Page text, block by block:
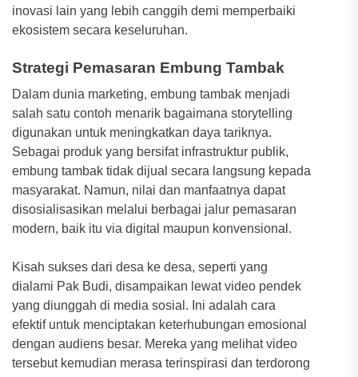
inovasi lain yang lebih canggih demi memperbaiki
ekosistem secara keseluruhan.
Strategi Pemasaran Embung Tambak
Dalam dunia marketing, embung tambak menjadi
salah satu contoh menarik bagaimana storytelling
digunakan untuk meningkatkan daya tariknya.
Sebagai produk yang bersifat infrastruktur publik,
embung tambak tidak dijual secara langsung kepada
masyarakat. Namun, nilai dan manfaatnya dapat
disosialisasikan melalui berbagai jalur pemasaran
modern, baik itu via digital maupun konvensional.
Kisah sukses dari desa ke desa, seperti yang
dialami Pak Budi, disampaikan lewat video pendek
yang diunggah di media sosial. Ini adalah cara
efektif untuk menciptakan keterhubungan emosional
dengan audiens besar. Mereka yang melihat video
tersebut kemudian merasa terinspirasi dan terdorong